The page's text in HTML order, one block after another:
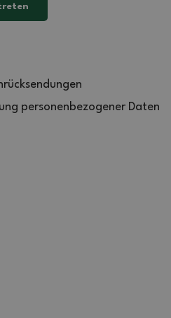
personenbezogener Daten